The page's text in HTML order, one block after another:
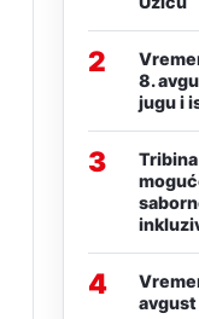
2
8.
jugu i
3
4